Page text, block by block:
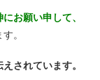
お願い申して、
。
されています。